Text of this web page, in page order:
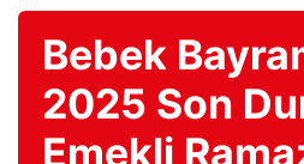
Bebek
2025 Son
Emekli